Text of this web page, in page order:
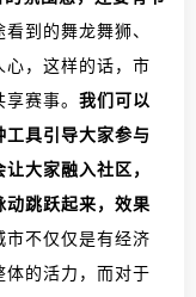
到的舞龙舞狮、
心，这样的话，市
赛事。 我们可以
具引导大家参与
大家融入社区，
动跳跃起来，效果
市不仅仅是有经济
体的活力，而对于